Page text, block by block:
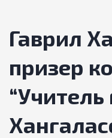
Гаврил
призер
“Учитель